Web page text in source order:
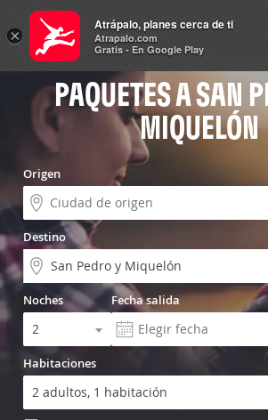
Vuelo+Hotel
PAQUETES A SAN
MIQUELÓN
Origen
Destino
Noches Fecha salida
Habitaciones
×
Atrápalo, planes cerca de ti
Atrapalo.com
Gratis - En Google Play